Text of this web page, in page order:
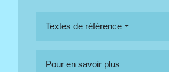
Textes de référence
Pour en savoir plus